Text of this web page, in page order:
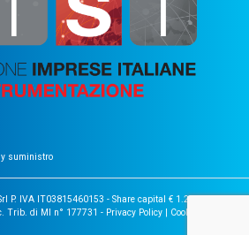
y suministro
P. IVA IT03815460153 - Share capital € 1.200.000
Trib. di MI n° 177731 - Privacy Policy | Cookie